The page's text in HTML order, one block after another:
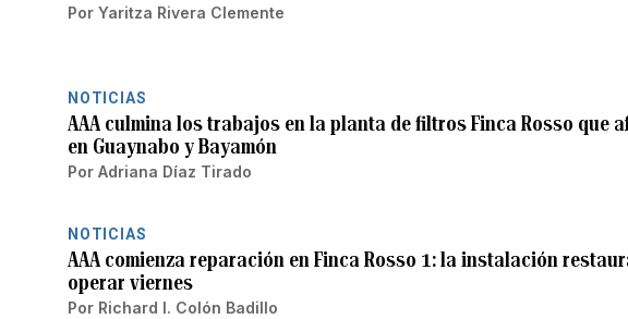
Por Yaritza Rivera Clemente
NOTICIAS
AAA culmina los trabajos en la planta de filtros Finca Rosso que
en Guaynabo y Bayamón
Por Adriana Díaz Tirado
NOTICIAS
AAA comienza reparación en Finca Rosso 1: la instalación
operar viernes
Por Richard I. Colón Badillo